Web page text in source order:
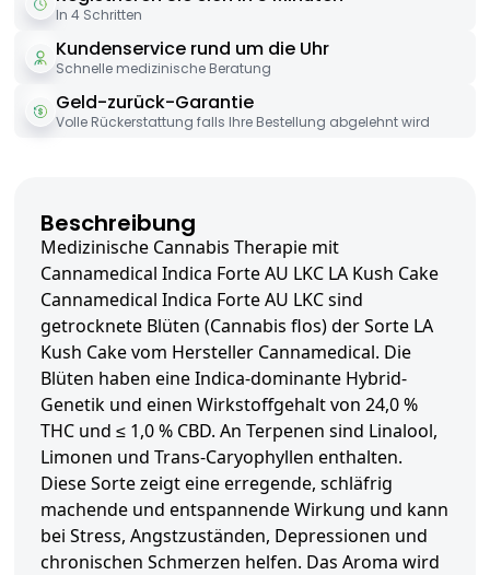
In 4 Schritten
Kundenservice rund um die Uhr
Schnelle medizinische Beratung
Geld-zurück-Garantie
Volle Rückerstattung falls Ihre Bestellung abgelehnt wird
Beschreibung
Medizinische Cannabis Therapie mit
Cannamedical Indica Forte AU LKC LA Kush Cake
Cannamedical Indica Forte AU LKC sind
getrocknete Blüten (Cannabis flos) der Sorte LA
Kush Cake vom Hersteller Cannamedical. Die
Blüten haben eine Indica-dominante Hybrid-
Genetik und einen Wirkstoffgehalt von 24,0 %
THC und ≤ 1,0 % CBD. An Terpenen sind Linalool,
Limonen und Trans-Caryophyllen enthalten.
Diese Sorte zeigt eine erregende, schläfrig
machende und entspannende Wirkung und kann
bei Stress, Angstzuständen, Depressionen und
chronischen Schmerzen helfen. Das Aroma wird